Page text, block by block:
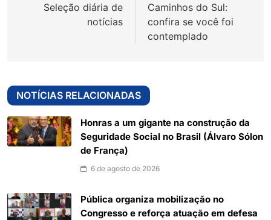
Seleção diária de
notícias
Caminhos do Sul:
confira se você foi
contemplado
NOTÍCIAS RELACIONADAS
Honras a um gigante na construção da
Seguridade Social no Brasil (Álvaro Sólon
de França)
6 de agosto de 2026
Pública organiza mobilização no
Congresso e reforça atuação em defesa